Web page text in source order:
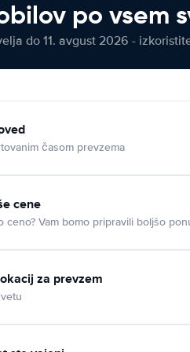
po vsem
do 11. avgust 2026 -
časom prevzema
cene
ceno? Vam bomo pripravili boljšo
za prevzem